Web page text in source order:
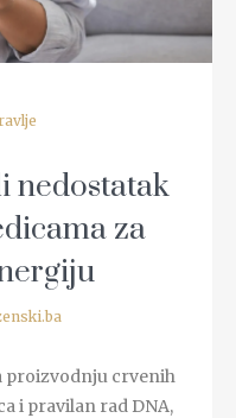
nedostatak
za
proizvodnju crvenih
i pravilan rad DNA,